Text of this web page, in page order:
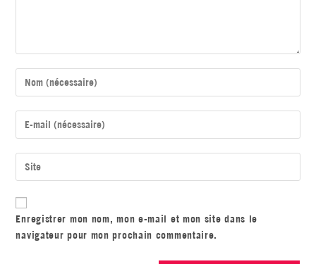
Enregistrer mon nom, mon e-mail et mon site dans le
navigateur pour mon prochain commentaire.